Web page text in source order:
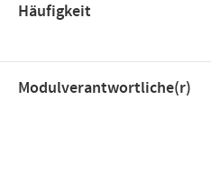
Häufigkeit
Modulverantwortliche(r)